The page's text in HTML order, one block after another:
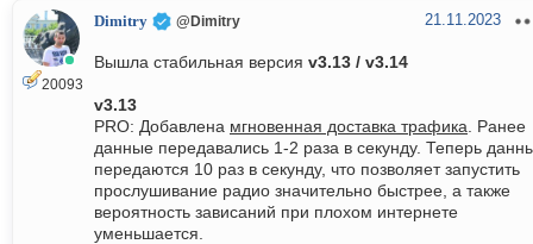
20093
Dimitry @Dimitry 21.11.2023
Вышла стабильная версия v3.13 / v3.14
v3.13
PRO: Добавлена мгновенная доставка трафика . Ранее
данные передавались 1-2 раза в секунду. Теперь
передаются 10 раз в секунду, что позволяет запустить
прослушивание радио значительно быстрее, а также
вероятность зависаний при плохом интернете
уменьшается.